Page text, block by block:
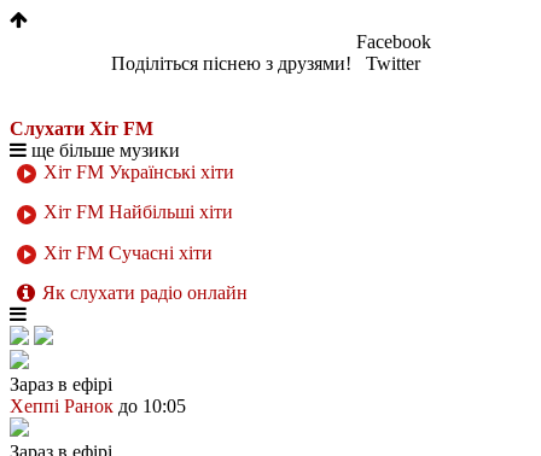
Поділіться піснею з друзями!
Facebook
Twitter
Слухати Хіт FM
ще більше музики
Хіт FM Українські хіти
Хіт FM Найбільші хіти
Хіт FM Сучасні хіти
Як слухати радіо онлайн
Зараз в ефірі
Хеппі Ранок до 10:05
Зараз в ефірі